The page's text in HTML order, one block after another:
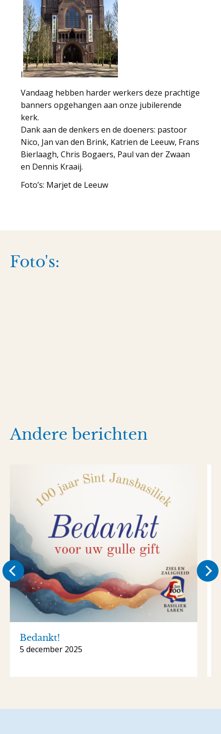
I
Vandaag hebben harder werkers deze prachtige
banners opgehangen aan onze jubilerende
kerk.
Dank aan de denkers en de doeners: pastoor
Nico, Jan van den Brink, Katrien de Leeuw, Frans
Bierlaagh, Chris Bogaers, Paul van der Zwaan
en Dennis Kraaij.
Foto’s: Marjet de Leeuw
Foto's:
Andere berichten
Bedankt!
5 december 2025